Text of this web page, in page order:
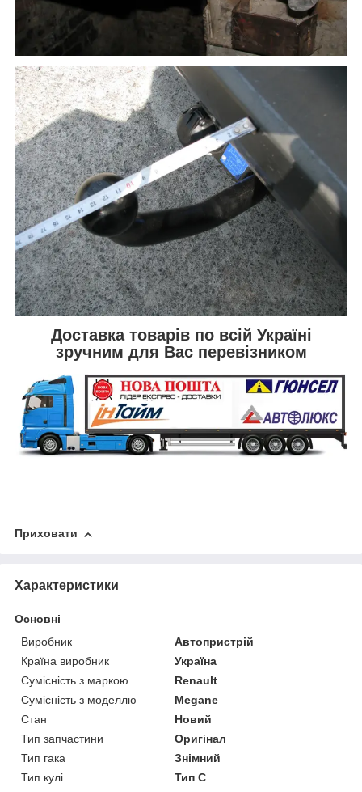
Доставка товарів по всій Україні
зручним для Вас перевізником
Приховати
Характеристики
Основні
Виробник
Автопристрій
Країна виробник
Україна
Сумісність з маркою
Renault
Сумісність з моделлю
Megane
Стан
Новий
Тип запчастини
Оригінал
Тип гака
Знімний
Тип кулі
Тип C